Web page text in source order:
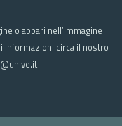
o appari nell’immagine
informazioni circa il nostro